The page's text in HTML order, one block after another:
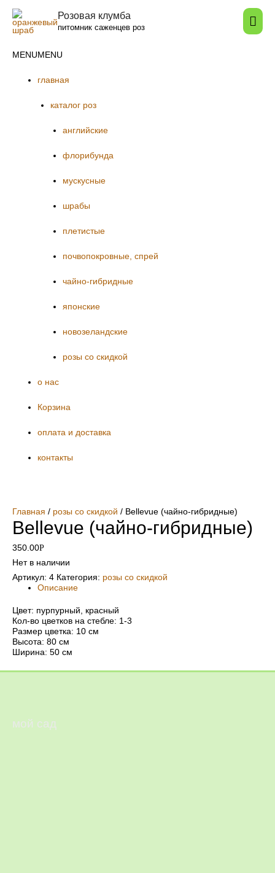
Розовая клумба
питомник саженцев роз
MENU MENU
главная
каталог роз
английские
флорибунда
мускусные
шрабы
плетистые
почвопокровные, спрей
чайно-гибридные
японские
новозеландские
розы со скидкой
о нас
Корзина
оплата и доставка
контакты
Главная / розы со скидкой / Bellevue (чайно-гибридные)
Bellevue (чайно-гибридные)
350.00Р
Нет в наличии
Артикул: 4 Категория: розы со скидкой
Описание
Цвет: пурпурный, красный
Кол-во цветков на стебле: 1-3
Размер цветка: 10 см
Высота: 80 см
Ширина: 50 см
мой сад